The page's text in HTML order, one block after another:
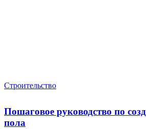
Строительство
Пошаговое руководство по
пола